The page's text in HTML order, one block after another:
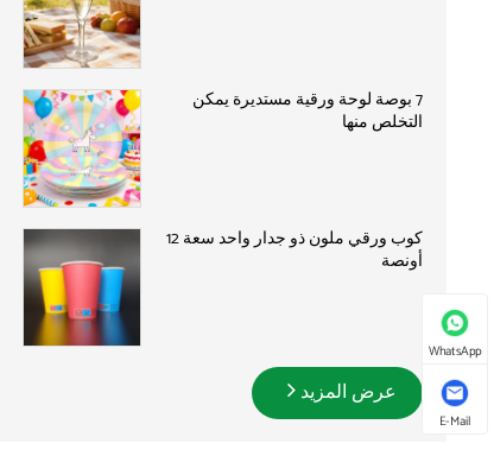
7 بوصة لوحة ورقية مستديرة يمكن
التخلص منها
كوب ورقي ملون ذو جدار واحد سعة 12
أونصة
عرض المزيد
WhatsApp
E-Mail